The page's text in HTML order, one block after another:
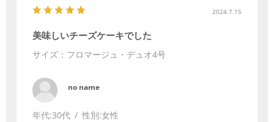
2024.7.15
美味しいチーズケーキでした
サイズ：フロマージュ・デュオ4号
no name
年代:30代 性別:女性